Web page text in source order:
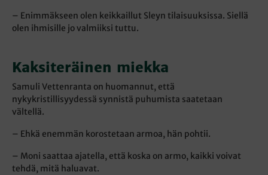
– Enimmäkseen olen keikkaillut Sleyn tilaisuuksissa. Siellä
olen ihmisille jo valmiiksi tuttu.
Kaksiteräinen miekka
Samuli Vettenranta on huomannut, että
nykykristillisyydessä synnistä puhumista saatetaan
vältellä.
– Ehkä enemmän korostetaan armoa, hän pohtii.
– Moni saattaa ajatella, että koska on armo, kaikki voivat
tehdä, mitä haluavat.